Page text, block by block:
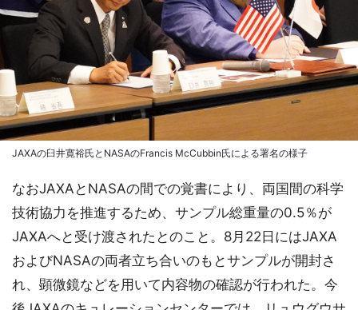
JAXAの臼井寛裕氏とNASAのFrancis McCubbin氏による署名の様子
なおJAXAとNASAの間での覚書により、両国間の科学
技術協力を推進するため、サンプル総重量の0.5％が
JAXAへと受け渡されたとのこと。8月22日にはJAXA
およびNASAの両者立ち合いのもとサンプルが開封さ
れ、顕微鏡などを用いて内容物の確認が行われた。今